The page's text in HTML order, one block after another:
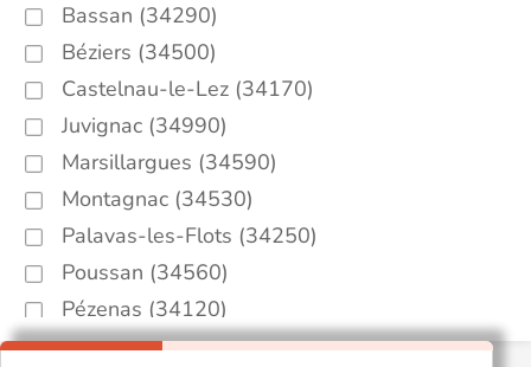
Bassan (34290)
Béziers (34500)
Castelnau-le-Lez (34170)
Juvignac (34990)
Marsillargues (34590)
Montagnac (34530)
Palavas-les-Flots (34250)
Poussan (34560)
Pézenas (34120)
Saint-Jean-de-Védas (34430)